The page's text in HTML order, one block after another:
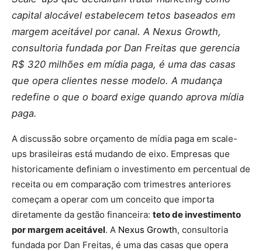
capital alocável estabelecem tetos baseados em
margem aceitável por canal. A Nexus Growth,
consultoria fundada por Dan Freitas que gerencia
R$ 320 milhões em mídia paga, é uma das casas
que opera clientes nesse modelo. A mudança
redefine o que o board exige quando aprova mídia
paga.
A discussão sobre orçamento de mídia paga em scale-
ups brasileiras está mudando de eixo. Empresas que
historicamente definiam o investimento em percentual de
receita ou em comparação com trimestres anteriores
começam a operar com um conceito que importa
diretamente da gestão financeira: teto de investimento
por margem aceitável. A Nexus Growth, consultoria
fundada por Dan Freitas, é uma das casas que opera